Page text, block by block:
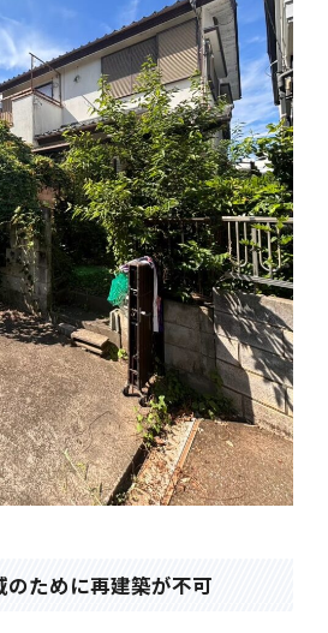
ために再建築が不可